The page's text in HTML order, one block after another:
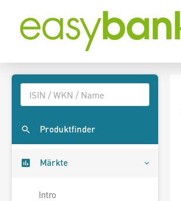
Produktfinder
Märkte
Intro